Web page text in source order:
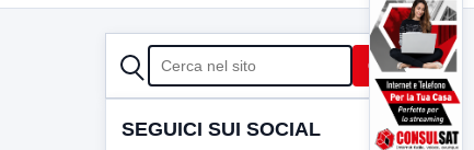
CERCA Cerca
SEGUICI SUI SOCIAL